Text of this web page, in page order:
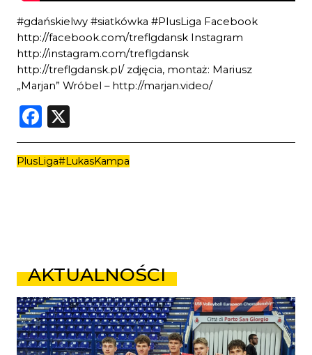
#gdańskielwy #siatkówka #PlusLiga Facebook
http://facebook.com/treflgdansk Instagram
http://instagram.com/treflgdansk
http://treflgdansk.pl/ zdjęcia, montaż: Mariusz
„Marjan” Wróbel – http://marjan.video/
Facebook
PlusLiga#LukasKampa
AKTUALNOŚCI